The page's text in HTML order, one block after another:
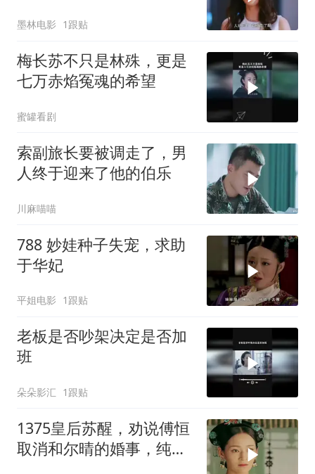
墨林电影 1跟贴
梅长苏不只是林殊，更是
七万赤焰冤魂的希望
蜜罐看剧
索副旅长要被调走了，男
人终于迎来了他的伯乐
川麻喵喵
788 妙娃种子失宠，求助
于华妃
平姐电影 1跟贴
老板是否吵架决定是否加
班
朵朵影汇 1跟贴
1375皇后苏醒，劝说傅恒
取消和尔晴的婚事，纯妃